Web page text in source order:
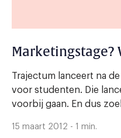
Marketingstage?
Trajectum lanceert na
voor studenten. Die
voorbij gaan. En dus
15 maart 2012 - 1 min.